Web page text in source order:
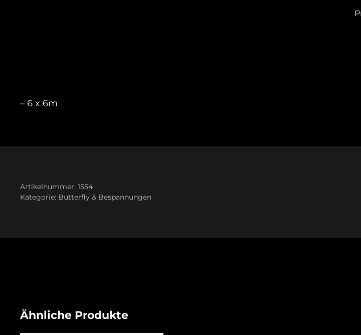
– 6 x 6m
Artikelnummer: 1554
Kategorie: Butterfly & Bespannungen
Ähnliche Produkte